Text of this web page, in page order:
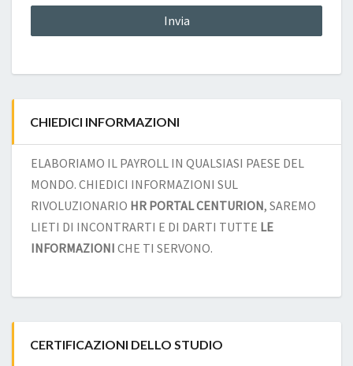
CHIEDICI INFORMAZIONI
ELABORIAMO IL PAYROLL IN QUALSIASI PAESE DEL
MONDO. CHIEDICI INFORMAZIONI SUL
RIVOLUZIONARIO HR PORTAL CENTURION, SAREMO
LIETI DI INCONTRARTI E DI DARTI TUTTE LE
INFORMAZIONI CHE TI SERVONO.
CERTIFICAZIONI DELLO STUDIO